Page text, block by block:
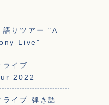
語りツアー "A
Live"
イブ
2022
イブ 弾き語